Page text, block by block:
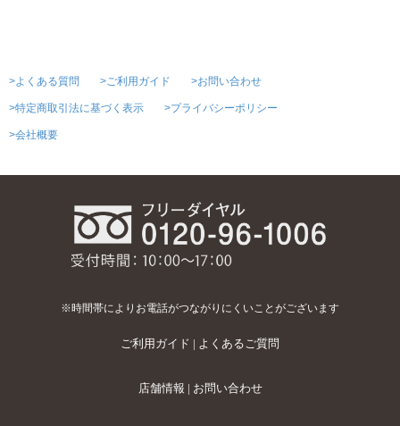
>よくある質問 >ご利用ガイド >お問い合わせ
>特定商取引法に基づく表示 >プライバシーポリシー
>会社概要
※時間帯によりお電話がつながりにくいことがございます
ご利用ガイド | よくあるご質問
店舗情報 | お問い合わせ